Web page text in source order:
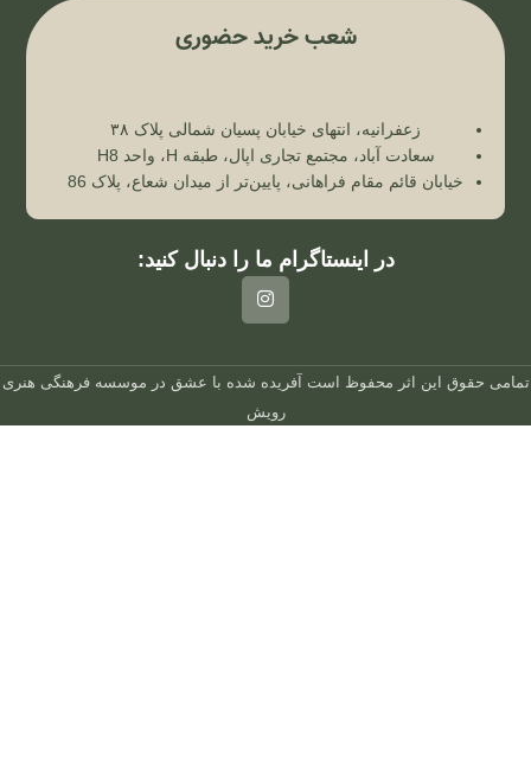
شعب خرید حضوری
زعفرانیه، انتهای خیابان پسیان شمالی پلاک ۳۸
سعادت آباد، مجتمع تجاری اپال، طبقه H، واحد H8
خیابان قائم مقام فراهانی، پایین‌تر از میدان شعاع، پلاک 86
در اینستاگرام ما را دنبال کنید:
تمامی حقوق این اثر محفوظ است آفریده شده با عشق در موسسه فرهنگی هنری
رویش